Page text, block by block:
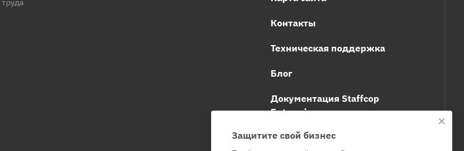
труда
Контакты
Техническая поддержка
Блог
Документация Staffcop
Enterprise
Защитите свой бизнес